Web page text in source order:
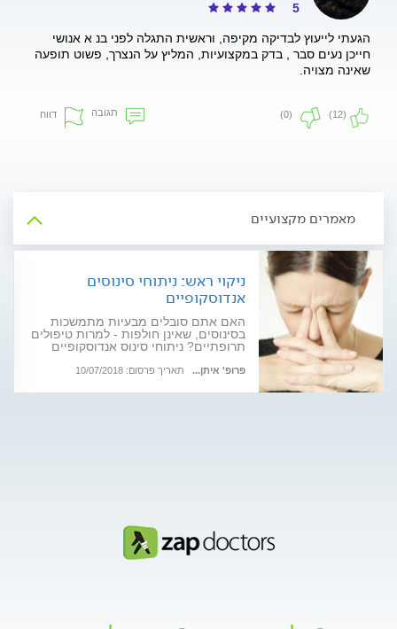
5
הגעתי לייעוץ לבדיקה מקיפה, וראשית התגלה לפני בנ א אנושי
חייכן נעים סבר , בדק במקצועיות, המליץ על הנצרך, פשוט תופעה
שאינה מצויה.
(12)
(0) תגובה דווח
מאמרים מקצועיים
ניקוי ראש: ניתוחי סינוסים
אנדוסקופיים
האם אתם סובלים מבעיות מתמשכות
בסינוסים, שאינן חולפות - למרות טיפולים
תרופתיים? ניתוחי סינוס אנדוסקופיים
אחוזי ההצלחה גבוהים - וההתאוששות
פרופ' איתן... תאריך פרסום: 10/07/2018